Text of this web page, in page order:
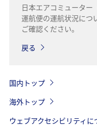
日本エアコミューター
運航便の運航状況につ
ご確認ください。
戻る
国内トップ
海外トップ
ウェブアクセシビリティに